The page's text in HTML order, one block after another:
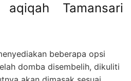
Tamansari
beberapa opsi
domba disembelih, dikuliti